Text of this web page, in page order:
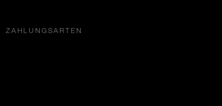
ZAHLUNGSARTEN